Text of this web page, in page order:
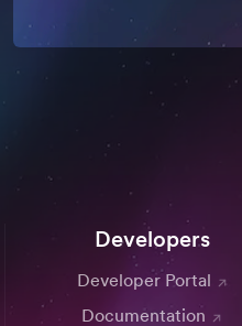
Developers
Developer Portal
Documentation